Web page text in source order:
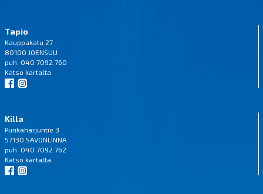
Tapio
Kauppakatu 27
80100 JOENSUU
puh. 040 7092 760
Katso kartalta
Killa
Punkaharjuntie 3
57130 SAVONLINNA
puh. 040 7092 762
Katso kartalta